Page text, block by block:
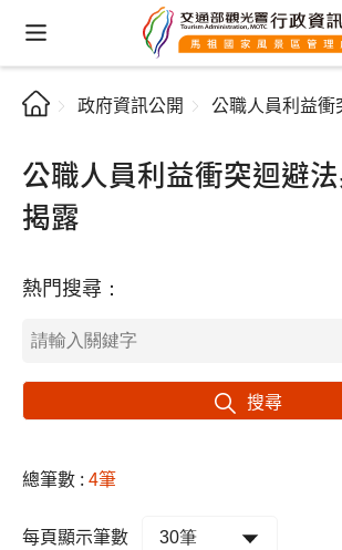
政府資訊公開 公職人員利益
公職人員利益衝突迴避
揭露
熱門搜尋：
搜尋
總筆數 :4筆
每頁顯示筆數